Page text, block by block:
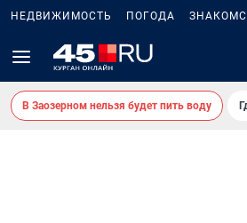
НЕДВИЖИМОСТЬ ПОГОДА
В Заозерном нельзя будет пить воду